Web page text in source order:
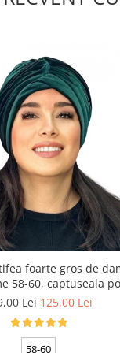
foarte gros de
58-60, captuseala
verde emerald
Lei125,00 Lei
58-60